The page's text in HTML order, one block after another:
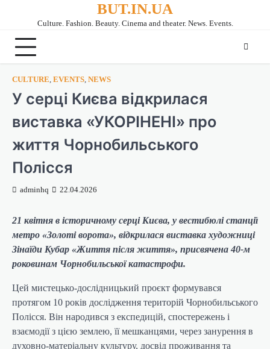
BUT.IN.UA
Culture. Fashion. Beauty. Cinema and theater. News. Events.
CULTURE, EVENTS, NEWS
У серці Києва відкрилася
виставка «УКОРІНЕНІ» про
життя Чорнобильського
Полісся
adminhq 22.04.2026
21 квітня в історичному серці Києва, у вестибюлі станції
метро «Золоті ворота», відкрилася виставка художниці
Зінаїди Кубар «Життя після життя», присвячена 40-м
роковинам Чорнобильської катастрофи.
Цей мистецько-дослідницький проєкт формувався
протягом 10 років дослідження територій Чорнобильського
Полісся. Він народився з експедицій, спостережень і
взаємодії з цією землею, її мешканцями, через занурення в
духовно-матеріальну культуру, досвід проживання та